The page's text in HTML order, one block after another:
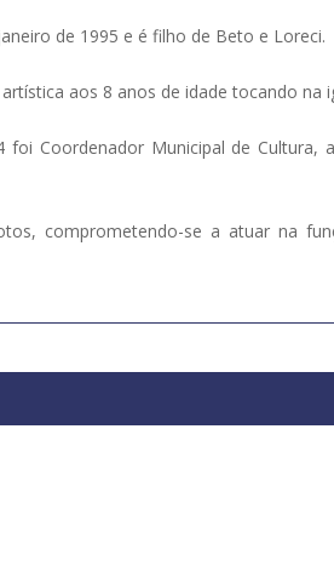
de 1995 e é filho de Beto e Loreci.
aos 8 anos de idade tocando na
Coordenador Municipal de
comprometendo-se a atuar na